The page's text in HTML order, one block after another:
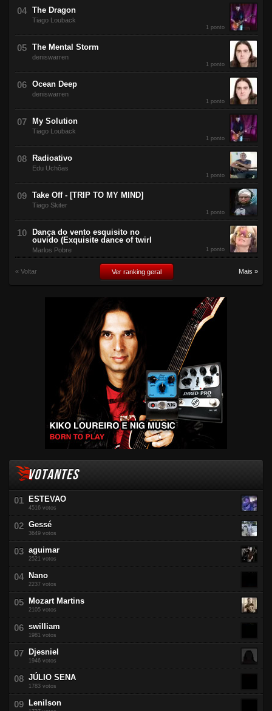
The Dragon
Tiago Louback
1 ponto
The Mental Storm
deniswarren
1 ponto
Ocean Deep
deniswarren
1 ponto
My Solution
Tiago Louback
1 ponto
Radioativo
Edu Uchôas
1 ponto
Take Off - [TRIP TO MY MIND]
Tiago Skiter
1 ponto
Dança do vento esquisito no
ouvido (Exquisite dance of twirl
Marlos Pobre 1 ponto
« Voltar Ver ranking geral Mais »
VOTANTES
ESTEVAO
4516 votos
Gessé
3649 votos
aguimar
2521 votos
Nano
2237 votos
Mozart Martins
2105 votos
swilliam
1981 votos
Djesniel
1946 votos
JÚLIO SENA
1783 votos
Lenilson